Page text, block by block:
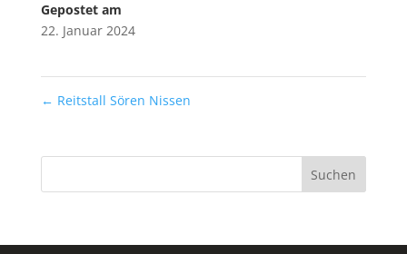
Gepostet am
22. Januar 2024
← Reitstall Sören Nissen
Suchen